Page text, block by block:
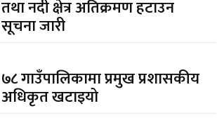
तथा नदी क्षेत्र अतिक्रमण हटाउन
सूचना जारी
७८ गाउँपालिकामा प्रमुख प्रशासकीय
अधिकृत खटाइयो